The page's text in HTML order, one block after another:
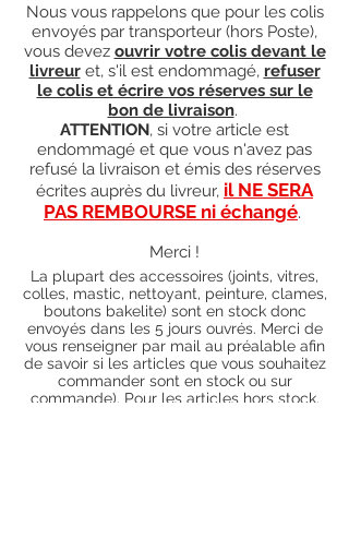
Nous vous rappelons que pour les colis
envoyés par transporteur (hors Poste),
vous devez ouvrir votre colis devant le
livreuret, s'il est endommagé, refuser
le colis et écrire vos réserves sur le
bon de livraison.
ATTENTION, si votre article est
endommagé et que vous n'avez pas
refusé la livraison et émis des réserves
écrites auprès du livreur, il NE SERA
PAS REMBOURSE ni échangé.
Merci !
La plupart des accessoires (joints, vitres,
colles, mastic, nettoyant, peinture, clames,
boutons bakelite) sont en stock donc
envoyés dans les 5 jours ouvrés. Merci de
vous renseigner par mail au préalable afin
de savoir si les articles que vous souhaitez
commander sont en stock ou sur
commande). Pour les articles hors stock,